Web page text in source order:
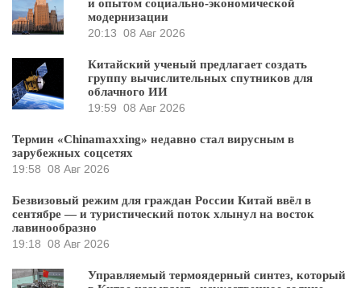
и опытом социально-экономической
модернизации
20:13 08 Авг 2026
Китайский ученый предлагает создать
группу вычислительных спутников для
облачного ИИ
19:59 08 Авг 2026
Термин «Chinamaxxing» недавно стал вирусным в
зарубежных соцсетях
19:58 08 Авг 2026
Безвизовый режим для граждан России Китай ввёл в
сентябре — и туристический поток хлынул на восток
лавинообразно
19:18 08 Авг 2026
Управляемый термоядерный синтез, который